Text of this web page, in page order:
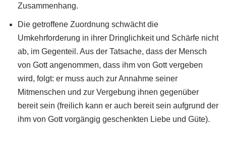
Zusammenhang.
Die getroffene Zuordnung schwächt die
Umkehrforderung in ihrer Dringlichkeit und Schärfe nicht
ab, im Gegenteil. Aus der Tatsache, dass der Mensch
von Gott angenommen, dass ihm von Gott vergeben
wird, folgt: er muss auch zur Annahme seiner
Mitmenschen und zur Vergebung ihnen gegenüber
bereit sein (freilich kann er auch bereit sein aufgrund der
ihm von Gott vorgängig geschenkten Liebe und Güte).